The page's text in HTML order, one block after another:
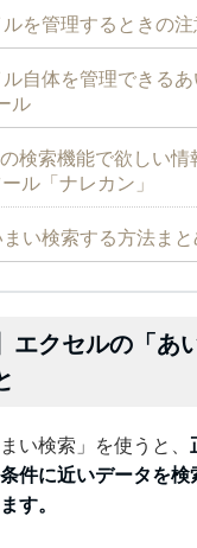
を管理するときの注
自体を管理できる
ル
検索機能で欲しい情
ル「ナレカン」
い検索する方法まと
エクセルの「あ
い検索」を使うと、
件に近いデータを検
す。